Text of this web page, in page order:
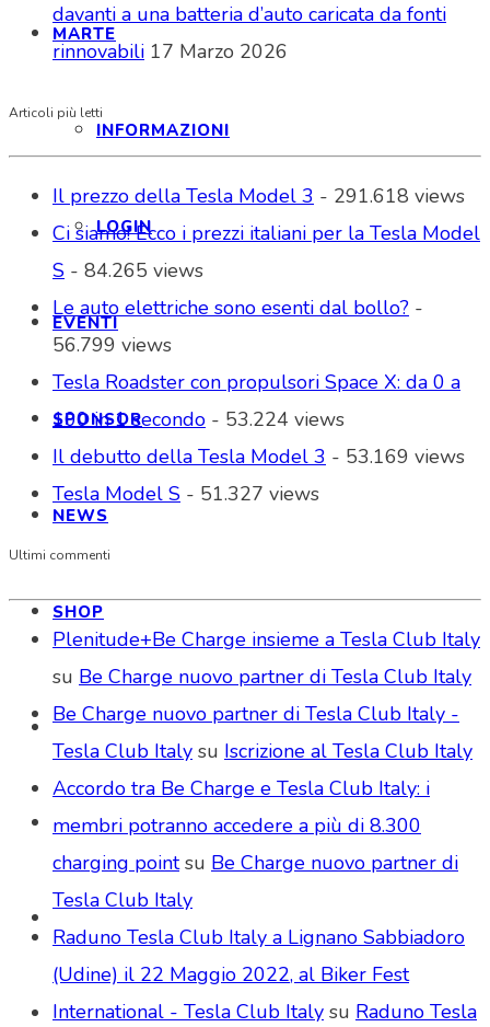
MARTE
INFORMAZIONI
LOGIN
EVENTI
SPONSOR
NEWS
SHOP
davanti a una batteria d’auto caricata da fonti
rinnovabili 17 Marzo 2026
Articoli più letti
Il prezzo della Tesla Model 3 - 291.618 views
Ci siamo! Ecco i prezzi italiani per la Tesla Model
S - 84.265 views
Le auto elettriche sono esenti dal bollo? -
56.799 views
Tesla Roadster con propulsori Space X: da 0 a
100 in 1 secondo - 53.224 views
Il debutto della Tesla Model 3 - 53.169 views
Tesla Model S - 51.327 views
Ultimi commenti
Plenitude+Be Charge insieme a Tesla Club Italy
su Be Charge nuovo partner di Tesla Club Italy
Be Charge nuovo partner di Tesla Club Italy -
Tesla Club Italy su Iscrizione al Tesla Club Italy
Accordo tra Be Charge e Tesla Club Italy: i
membri potranno accedere a più di 8.300
charging pointsu Be Charge nuovo partner di
Tesla Club Italy
Raduno Tesla Club Italy a Lignano Sabbiadoro
(Udine) il 22 Maggio 2022, al Biker Fest
International - Tesla Club Italy su Raduno Tesla